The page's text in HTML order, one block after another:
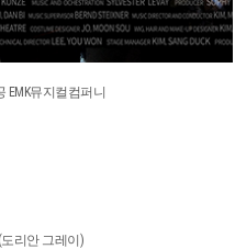
EMK뮤지컬컴퍼니
리안 그레이)